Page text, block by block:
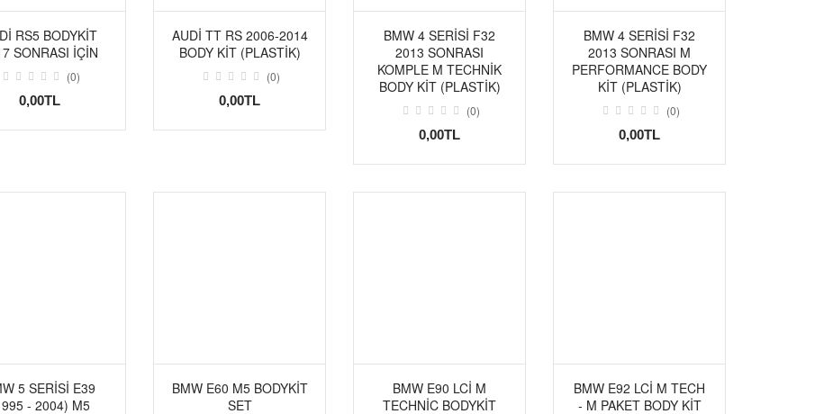
RS5 BODYKIT
SONRASI İÇIN
(0)
0,00TL
AUDI TT RS 2006-2014
BODY KIT (PLASTIK)
(0)
0,00TL
BMW 4 SERISI F32
2013 SONRASI
KOMPLE M TECHNIK
BODY KIT (PLASTIK)
(0)
0,00TL
BMW 4 SERISI F32
2013 SONRASI M
PERFORMANCE BODY
KIT (PLASTIK)
(0)
0,00TL
5 SERISI E39
- 2004) M5
BMW E60 M5 BODYKİT
SET
BMW E90 LCİ M
TECHNİC BODYKİT
BMW E92 LCİ M TECH
- M PAKET BODY KİT